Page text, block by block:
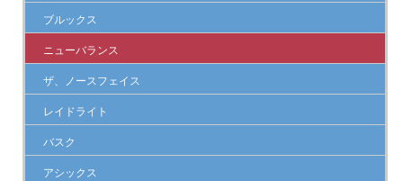
ブルックス
ニューバランス
ザ、ノースフェイス
レイドライト
バスク
アシックス